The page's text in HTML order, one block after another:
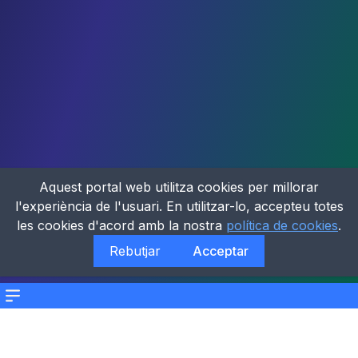
Menu
Aquest portal web utilitza cookies per millorar
l'experiència de l'usuari. En utilitzar-lo, accepteu totes
les cookies d'acord amb la nostra política de cookies.
Rebutjar
Acceptar